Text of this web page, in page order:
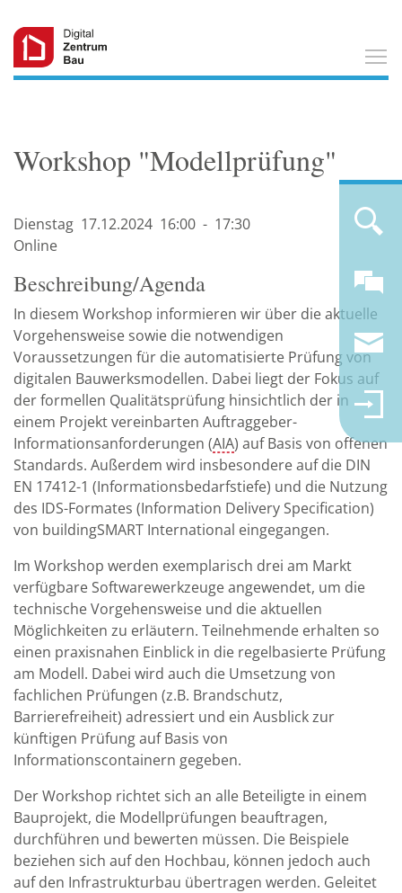
Workshop "Modellprüfung"
Dienstag 17.12.2024 16:00 - 17:30
Online
Beschreibung/Agenda
In diesem Workshop informieren wir über die aktuelle
Vorgehensweise sowie die notwendigen
Voraussetzungen für die automatisierte Prüfung von
digitalen Bauwerksmodellen. Dabei liegt der Fokus auf
der formellen Qualitätsprüfung hinsichtlich der in
einem Projekt vereinbarten Auftraggeber-
Informationsanforderungen (AIA) auf Basis von offenen
Standards. Außerdem wird insbesondere auf die DIN
EN 17412-1 (Informationsbedarfstiefe) und die Nutzung
des IDS-Formates (Information Delivery Specification)
von buildingSMART International eingegangen.
Im Workshop werden exemplarisch drei am Markt
verfügbare Softwarewerkzeuge angewendet, um die
technische Vorgehensweise und die aktuellen
Möglichkeiten zu erläutern. Teilnehmende erhalten so
einen praxisnahen Einblick in die regelbasierte Prüfung
am Modell. Dabei wird auch die Umsetzung von
fachlichen Prüfungen (z.B. Brandschutz,
Barrierefreiheit) adressiert und ein Ausblick zur
künftigen Prüfung auf Basis von
Informationscontainern gegeben.
Der Workshop richtet sich an alle Beteiligte in einem
Bauprojekt, die Modellprüfungen beauftragen,
durchführen und bewerten müssen. Die Beispiele
beziehen sich auf den Hochbau, können jedoch auch
auf den Infrastrukturbau übertragen werden. Geleitet